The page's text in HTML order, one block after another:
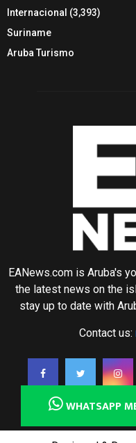
Internacional (3,393)
Suriname
Aruba Turismo
EANews.com is Aruba's
the latest news on the
stay up to date with
Contact us:
WHATSAPP